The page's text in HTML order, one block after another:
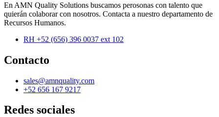
En AMN Quality Solutions buscamos perosonas con talento que
quierán colaborar con nosotros. Contacta a nuestro departamento de
Recursos Humanos.
RH +52 (656) 396 0037 ext 102
Contacto
sales@amnquality.com
+52 656 167 9217
Redes sociales